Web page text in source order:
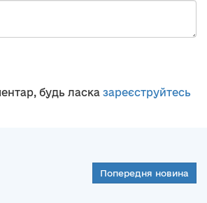
будь ласка зареєструйтесь
Попередня новина